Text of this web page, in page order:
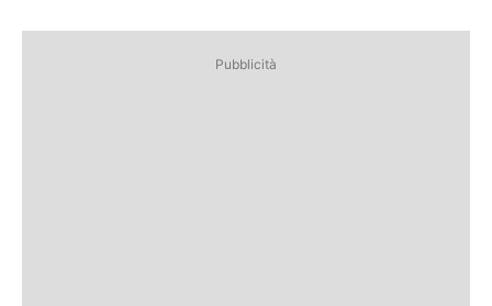
Pubblicità